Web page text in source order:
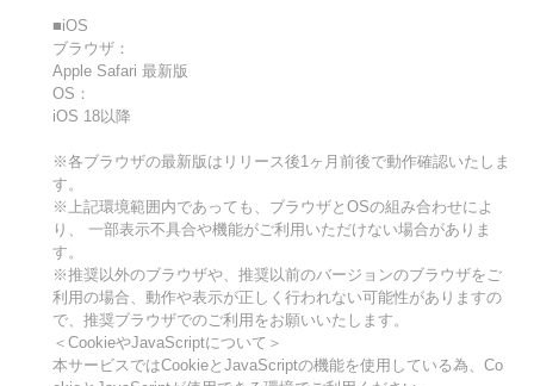
■iOS
ブラウザ：
Apple Safari 最新版
OS：
iOS 18以降
※各ブラウザの最新版はリリース後1ヶ月前後で動作確認いたしま
す。
※上記環境範囲内であっても、ブラウザとOSの組み合わせによ
り、 一部表示不具合や機能がご利用いただけない場合がありま
す。
※推奨以外のブラウザや、推奨以前のバージョンのブラウザをご
利用の場合、動作や表示が正しく行われない可能性がありますの
で、推奨ブラウザでのご利用をお願いいたします。
＜CookieやJavaScriptについて＞
本サービスではCookieとJavaScriptの機能を使用している為、Co